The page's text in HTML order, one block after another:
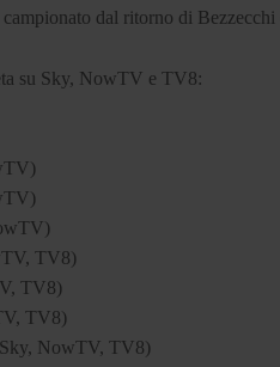
dal ritorno di Bezzecchi
su Sky, NowTV e TV8:
TV8)
TV8)
TV8)
NowTV, TV8)